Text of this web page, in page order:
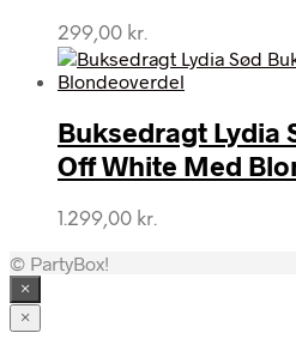
299,00 kr.
Buksedragt Lydia
Off White Med
1.299,00 kr.
© PartyBox!
×
×